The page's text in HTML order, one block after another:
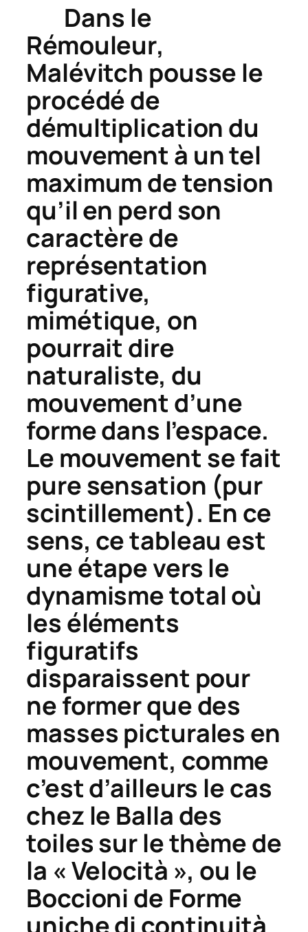
Dans le
Rémouleur,
Malévitch pousse le
procédé de
démultiplication du
mouvement à un tel
maximum de tension
qu’il en perd son
caractère de
représentation
figurative,
mimétique, on
pourrait dire
naturaliste, du
mouvement d’une
forme dans l’espace.
Le mouvement se fait
pure sensation (pur
scintillement). En ce
sens, ce tableau est
une étape vers le
dynamisme total où
les éléments
figuratifs
disparaissent pour
ne former que des
masses picturales en
mouvement, comme
c’est d’ailleurs le cas
chez le Balla des
toiles sur le thème de
la « Velocità », ou le
Boccioni de Forme